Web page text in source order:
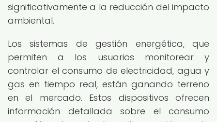
significativamente a la reducción del impacto
ambiental.
Los sistemas de gestión energética, que
permiten a los usuarios monitorear y
controlar el consumo de electricidad, agua y
gas en tiempo real, están ganando terreno
en el mercado. Estos dispositivos ofrecen
información detallada sobre el consumo